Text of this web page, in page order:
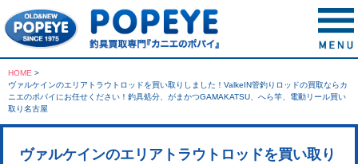
HOME >
ヴァルケインのエリアトラウトロッドを買い取りしました！ValkeIN管釣りロッドの買取ならカ
ニエのポパイにお任せください！釣具処分、がまかつGAMAKATSU、へら竿、電動リール買い
取り名古屋
ヴァルケインのエリアトラウトロッドを買い取り